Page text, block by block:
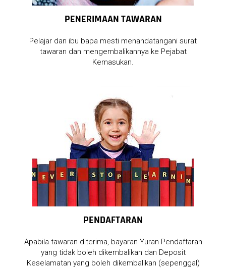
PENERIMAAN TAWARAN
Pelajar dan ibu bapa mesti menandatangani surat
tawaran dan mengembalikannya ke Pejabat
Kemasukan.
PENDAFTARAN
Apabila tawaran diterima, bayaran Yuran Pendaftaran
yang tidak boleh dikembalikan dan Deposit
Keselamatan yang boleh dikembalikan (sepenggal)